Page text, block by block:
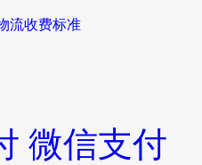
流收费标准
微信支付